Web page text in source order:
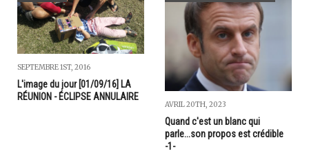
SEPTEMBRE 1ST, 2016
L'image du jour [01/09/16] LA
RÉUNION - ÉCLIPSE ANNULAIRE
AVRIL 20TH, 2023
Quand c'est un blanc qui
parle...son propos est crédible
-1-